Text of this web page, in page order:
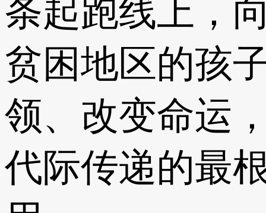
条起跑线上，
贫困地区的孩
领、改变命运
代际传递的最